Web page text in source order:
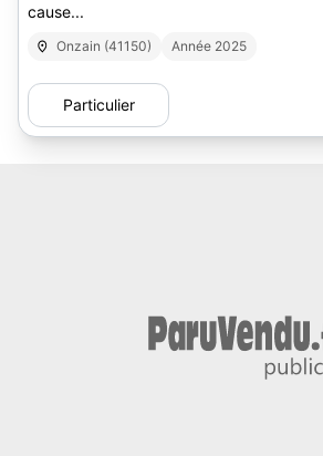
cause...
Onzain (41150) Année 2025
Particulier